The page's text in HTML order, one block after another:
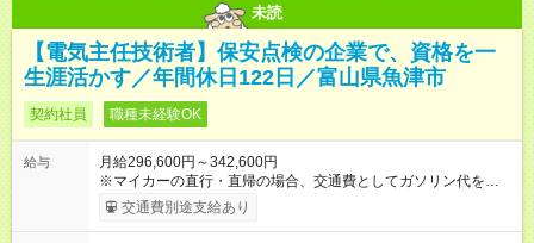
未読
【電気主任技術者】保安点検の企業で、資格を一
生涯活かす／年間休日122日／富山県魚津市
契約社員 職種未経験OK
給与
月給296,600円～342,600円
※マイカーの直行・直帰の場合、交通費としてガソリン代を支給
します。 【試用期間】試用期間あり 試用期間の長さ：3ヶ月 雇
用形態、給与は本採用時と同じです。
交通費別途支給あり